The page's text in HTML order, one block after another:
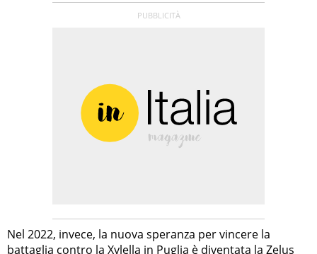
Nel 2022, invece, la nuova speranza per vincere la
battaglia contro la Xylella in Puglia è diventata la Zelus